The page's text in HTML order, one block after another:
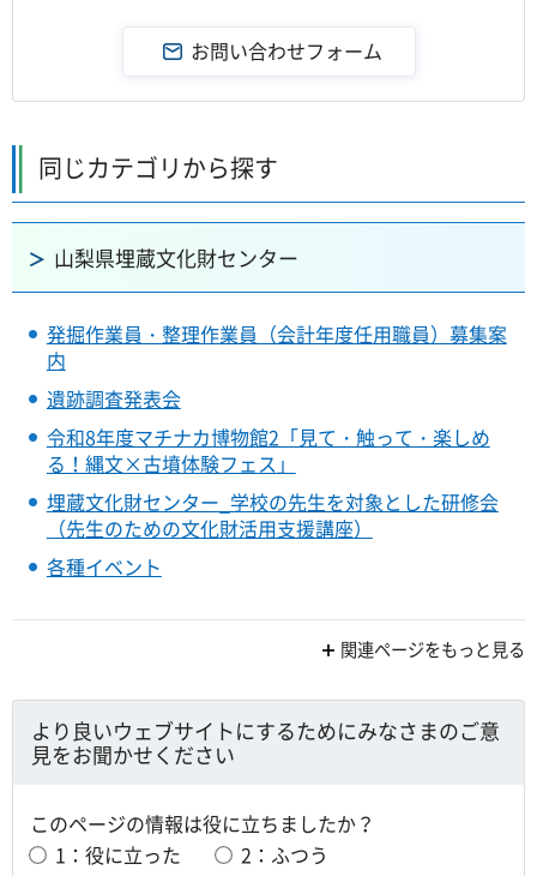
同じカテゴリから探す
山梨県埋蔵文化財センター
発掘作業員・整理作業員（会計年度任用職員）募集案
内
遺跡調査発表会
令和8年度マチナカ博物館2「見て・触って・楽しめ
る！縄文×古墳体験フェス」
埋蔵文化財センター_学校の先生を対象とした研修会
（先生のための文化財活用支援講座）
各種イベント
関連ページをもっと見る
より良いウェブサイトにするためにみなさまのご意
見をお聞かせください
このページの情報は役に立ちましたか？
1：役に立った
2：ふつう